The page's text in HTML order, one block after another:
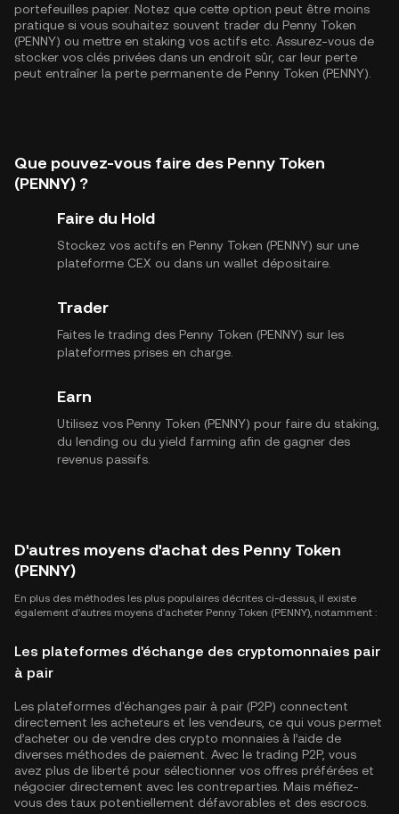
portefeuilles papier. Notez que cette option peut être moins
pratique si vous souhaitez souvent trader du Penny Token
(PENNY) ou mettre en staking vos actifs etc. Assurez-vous de
stocker vos clés privées dans un endroit sûr, car leur perte
peut entraîner la perte permanente de Penny Token (PENNY).
Que pouvez-vous faire des Penny Token
(PENNY) ?
Faire du Hold
Stockez vos actifs en Penny Token (PENNY) sur une
plateforme CEX ou dans un wallet dépositaire.
Trader
Faites le trading des Penny Token (PENNY) sur les
plateformes prises en charge.
Earn
Utilisez vos Penny Token (PENNY) pour faire du staking,
du lending ou du yield farming afin de gagner des
revenus passifs.
D'autres moyens d'achat des Penny Token
(PENNY)
En plus des méthodes les plus populaires décrites ci-dessus, il existe
également d'autres moyens d'acheter Penny Token (PENNY), notamment :
Les plateformes d'échange des cryptomonnaies pair
à pair
Les plateformes d'échanges pair à pair (P2P) connectent
directement les acheteurs et les vendeurs, ce qui vous permet
d’acheter ou de vendre des crypto monnaies à l’aide de
diverses méthodes de paiement. Avec le trading P2P, vous
avez plus de liberté pour sélectionner vos offres préférées et
négocier directement avec les contreparties. Mais méfiez-
vous des taux potentiellement défavorables et des escrocs.